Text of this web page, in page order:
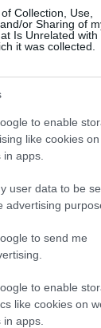
Collection, Use,
or Sharing of
Is Unrelated with
it was collected.
to enable
like cookies
apps.
user data to be
advertising
to send me
to enable
like cookies on
apps.